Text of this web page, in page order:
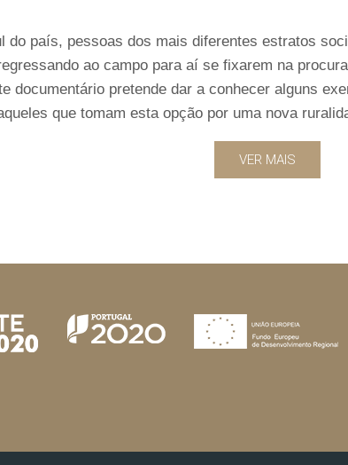
do país, pessoas dos mais diferentes estratos
ao campo para aí se fixarem na
documentário pretende dar a conhecer alguns
que tomam esta opção por uma nova
VER MAIS